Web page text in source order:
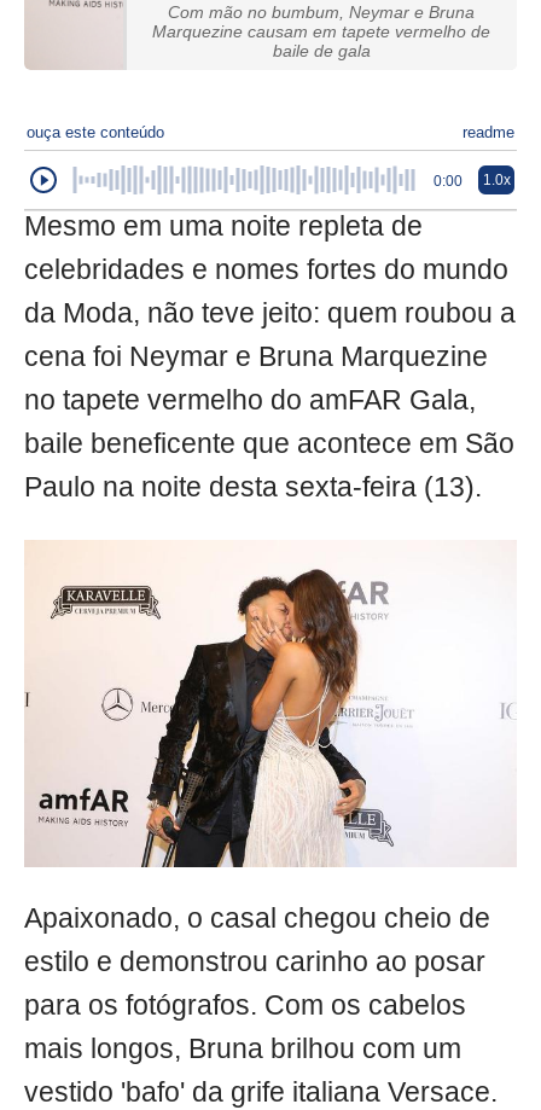
Com mão no bumbum, Neymar e Bruna
Marquezine causam em tapete vermelho de
baile de gala
ouça este conteúdo readme
0:00 1.0x
Mesmo em uma noite repleta de
celebridades e nomes fortes do mundo
da Moda, não teve jeito: quem roubou a
cena foi Neymar e Bruna Marquezine
no tapete vermelho do amFAR Gala,
baile beneficente que acontece em São
Paulo na noite desta sexta-feira (13).
Apaixonado, o casal chegou cheio de
estilo e demonstrou carinho ao posar
para os fotógrafos. Com os cabelos
mais longos, Bruna brilhou com um
vestido 'bafo' da grife italiana Versace.